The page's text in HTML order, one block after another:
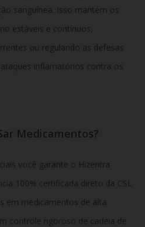
sanguínea. Isso mantém os
estáveis e contínuos,
ou regulando as defesas
inflamatórios contra os
Medicamentos?
você garante o Hizentra
100% certificada direto da CSL
em medicamentos de alta
controle rigoroso de cadeia de